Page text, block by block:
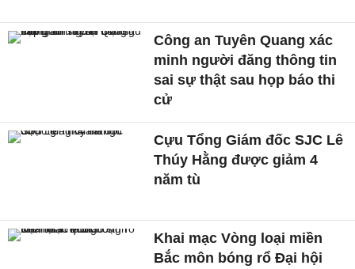
Công an Tuyên Quang xác
minh người đăng thông tin
sai sự thật sau họp báo thi
cử
Cựu Tổng Giám đốc SJC Lê
Thúy Hằng được giảm 4
năm tù
Khai mạc Vòng loại miền
Bắc môn bóng rổ Đại hội